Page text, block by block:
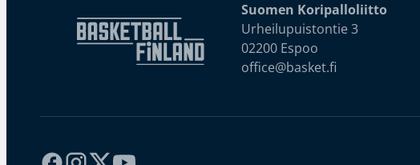
Suomen Koripalloliitto
Urheilupuistontie 3
02200 Espoo
office@basket.fi